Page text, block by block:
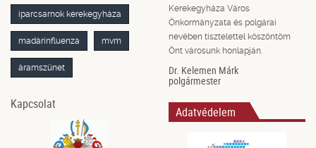
iparcsarnok kerekegyháza
madárinfluenza mvm
áramszünet
Kapcsolat
Kerekegyháza Város
Önkormányzata és polgárai
nevében tisztelettel köszöntöm
Önt városunk honlapján.
Dr. Kelemen Márk
polgármester
Adatvédelem